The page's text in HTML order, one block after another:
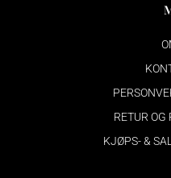
RETUR
KJØPS- &